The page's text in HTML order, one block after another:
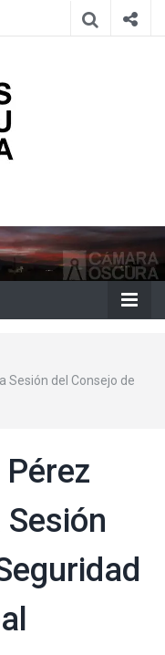
Cámara
Oscura
Sesión del Consejo de